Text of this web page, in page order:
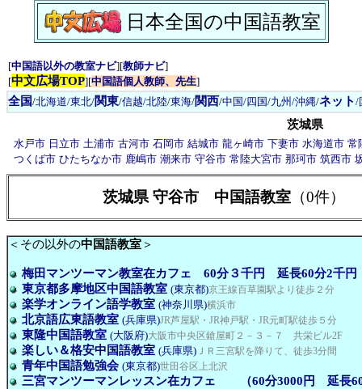
日本全国の中国語教室
[中国語以外の教室ナビ][教師ナビ]
[中文広場TOP][中国語個人教師、先生]
全国/北海道/東北/関東/信越/北陸/東海/関西/中国/四国/九州/沖縄/ネット /
茨城県
水戸市 日立市 土浦市 古河市 石岡市 結城市 龍ヶ崎市 下妻市 水海道市 常
つくば市 ひたちなか市 鹿嶋市 潮来市 守谷市 常陸大宮市 那珂市 筑西市
茨城県 守谷市 中国語教室（0件）
＜その以外の中国語教室＞
梅田マンツーマン教室在カフェ 60分３千円 延長60分2千
東京都多摩地区中国語教室 (東京都)京王線百草園駅より徒歩２分
楽学オンライン語学教室 (神奈川県)横浜市
北京語広東語教室 (兵庫県)JR芦屋駅・JR神戸駅・JR元町駅徒歩５分
東隆中国語教室 (大阪府)大阪市中央区鎗屋町２－３－７ 共栄ビル2F
楽しい＆格安中国語教室 (兵庫県) ＪＲ三宮駅を降りて、徒歩3分間
青年中国語勉強会 (東京都)世田谷区上北沢
三宮マンツーマンレッスン在カフェ （60分3000円 延長